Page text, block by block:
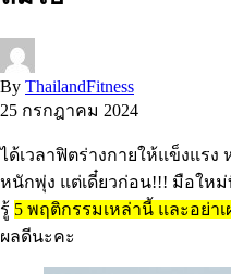
By ThailandFitness
25 กรกฎาคม 2024
ได้เวลาฟิตร่างกายให้แข็งแร
หนักพุ่ง แต่เดี๋ยวก่อน!!! มือใหม่
รู้ 5 พฤติกรรมเหล่านี้ และอย่า
ผลดีนะคะ